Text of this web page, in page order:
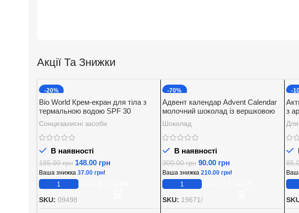
Акції Та Знижки
-20%
Bio World Крем-екран для тіла з
термальною водою SPF 30
Сонцезахисні засоби
В наявності
185.00грн 148.00 грн
Ваша знижка 37.00 грн!
SKU: 09498
-70%
Адвент календар Advent Calendar
молочний шоколад із вершковою
начинкою Baron 200 г.
Шоколад
В наявності
300.00грн 90.00 грн
Ваша знижка 210.00 грн!
SKU: 19671/
-
з